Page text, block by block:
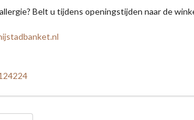
Belt u tijdens openingstijden naar de